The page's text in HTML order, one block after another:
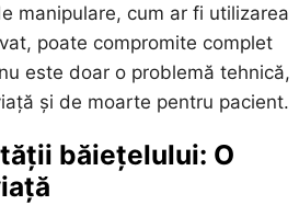
manipulare, cum ar fi utilizarea
poate compromite complet
este doar o problemă tehnică,
și de moarte pentru pacient.
băiețelului: O